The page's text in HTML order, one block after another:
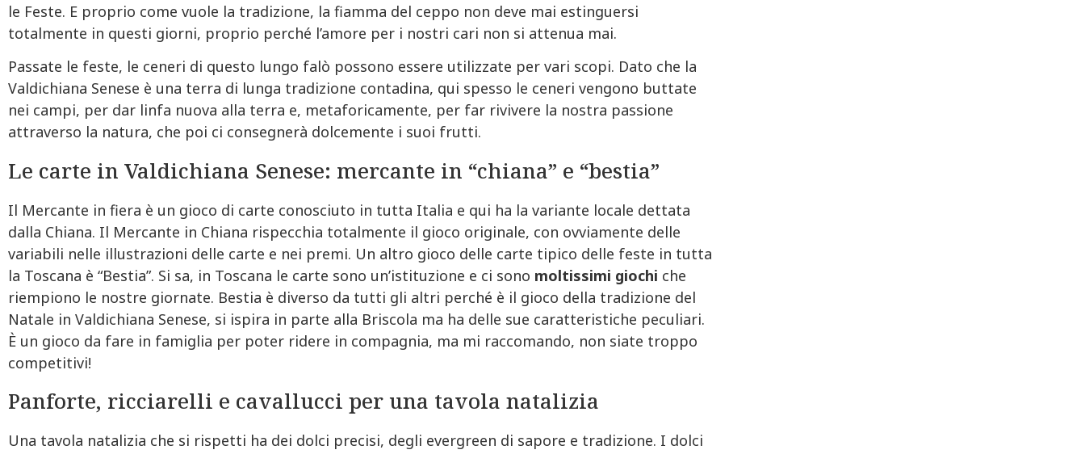
le Feste. E proprio come vuole la tradizione, la fiamma del ceppo non deve mai estinguersi
totalmente in questi giorni, proprio perché l’amore per i nostri cari non si attenua mai.
Passate le feste, le ceneri di questo lungo falò possono essere utilizzate per vari scopi. Dato che la
Valdichiana Senese è una terra di lunga tradizione contadina, qui spesso le ceneri vengono buttate
nei campi, per dar linfa nuova alla terra e, metaforicamente, per far rivivere la nostra passione
attraverso la natura, che poi ci consegnerà dolcemente i suoi frutti.
Le carte in Valdichiana Senese: mercante in “chiana” e “bestia”
Il Mercante in fiera è un gioco di carte conosciuto in tutta Italia e qui ha la variante locale dettata
dalla Chiana. Il Mercante in Chiana rispecchia totalmente il gioco originale, con ovviamente delle
variabili nelle illustrazioni delle carte e nei premi. Un altro gioco delle carte tipico delle feste in tutta
la Toscana è “Bestia”. Si sa, in Toscana le carte sono un’istituzione e ci sono moltissimi giochi che
riempiono le nostre giornate. Bestia è diverso da tutti gli altri perché è il gioco della tradizione del
Natale in Valdichiana Senese, si ispira in parte alla Briscola ma ha delle sue caratteristiche peculiari.
È un gioco da fare in famiglia per poter ridere in compagnia, ma mi raccomando, non siate troppo
competitivi!
Panforte, ricciarelli e cavallucci per una tavola natalizia
Una tavola natalizia che si rispetti ha dei dolci precisi, degli evergreen di sapore e tradizione. I dolci